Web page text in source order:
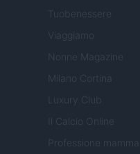
Tuobenessere
Viaggiamo
Nonne Magazine
Milano Cortina
Luxury Club
Il Calcio Online
Professione mamma